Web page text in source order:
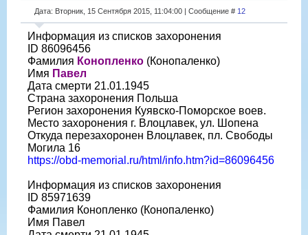
Дата: Вторник, 15 Сентября 2015, 11:04:00 | Сообщение # 12
Информация из списков захоронения
ID 86096456
Фамилия Конопленко (Конопаленко)
Имя Павел
Дата смерти 21.01.1945
Страна захоронения Польша
Регион захоронения Куявско-Поморское воев.
Место захоронения г. Влоцлавек, ул. Шопена
Откуда перезахоронен Влоцлавек, пл. Свободы
Могила 16
https://obd-memorial.ru/html/info.htm?id=86096456
Информация из списков захоронения
ID 85971639
Фамилия Конопленко (Конопаленко)
Имя Павел